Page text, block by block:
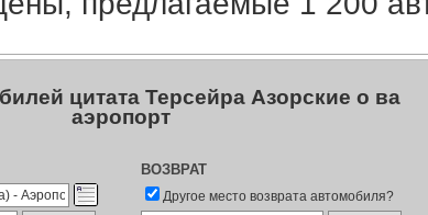
цитата Терсейра Азорские о ва
аэропорт
ВОЗВРАТ
Другое место возврата автомобиля?